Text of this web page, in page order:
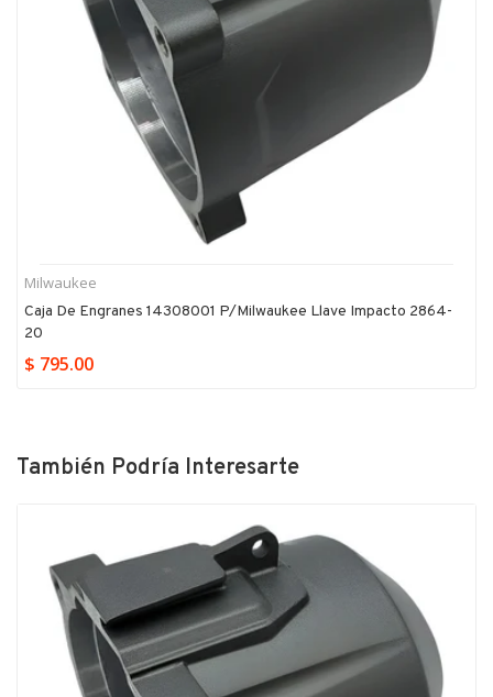
Milwaukee
Caja De Engranes 14308001 P/milwaukee Llave Impacto 2864-
20
$ 795.00
También Podría Interesarte